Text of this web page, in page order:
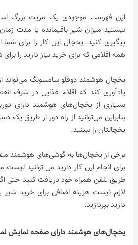
این فهرست موجودی یک مزیت بزرگ
نیستید میزان شیر باقیمانده یا مدت
پیگیری کنید. یخچال این کار را برای
همه اقلامی که برای خرید نیاز دارید را
یخچال هوشمند دوقلو سامسونگ می‌تواند
یادآوری کند که اقلام غذایی در شرف
بسیاری از یخچال‌های هوشمند دارای
بنابراین می‌توانید از راه دور از طریق یک
یخچالتان را ببینید.
برخی از یخچال‌ها به گوشی‌های هوشمند
برای انجام این کار دارید می توانید
طریق تلفن همراه خود دریافت کنید حتی اگر
لازم نیست هزینه اضافی برای خرید شیر
دارید بپردازید.
یخچال‌های هوشمند دارای صفحه نمایش